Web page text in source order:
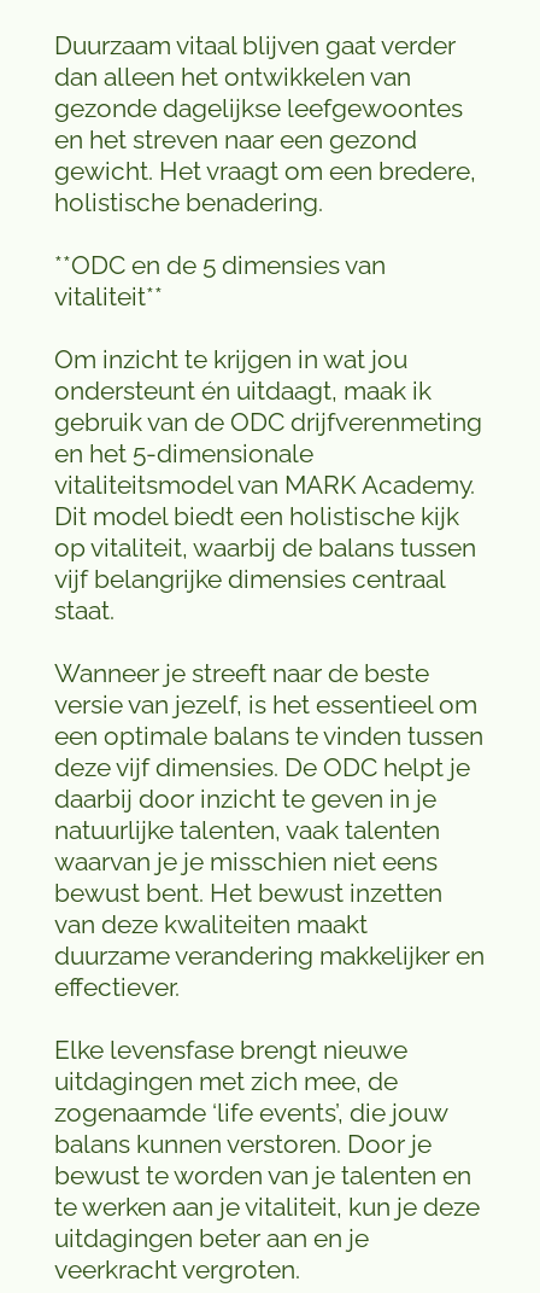
Duurzaam vitaal blijven gaat verder
dan alleen het ontwikkelen van
gezonde dagelijkse leefgewoontes
en het streven naar een gezond
gewicht. Het vraagt om een bredere,
holistische benadering.
**ODC en de 5 dimensies van
vitaliteit**
Om inzicht te krijgen in wat jou
ondersteunt én uitdaagt, maak ik
gebruik van de ODC drijfverenmeting
en het 5-dimensionale
vitaliteitsmodel van MARK Academy.
Dit model biedt een holistische kijk
op vitaliteit, waarbij de balans tussen
vijf belangrijke dimensies centraal
staat.
Wanneer je streeft naar de beste
versie van jezelf, is het essentieel om
een optimale balans te vinden tussen
deze vijf dimensies. De ODC helpt je
daarbij door inzicht te geven in je
natuurlijke talenten, vaak talenten
waarvan je je misschien niet eens
bewust bent. Het bewust inzetten
van deze kwaliteiten maakt
duurzame verandering makkelijker en
effectiever.
Elke levensfase brengt nieuwe
uitdagingen met zich mee, de
zogenaamde ‘life events’, die jouw
balans kunnen verstoren. Door je
bewust te worden van je talenten en
te werken aan je vitaliteit, kun je deze
uitdagingen beter aan en je
veerkracht vergroten.